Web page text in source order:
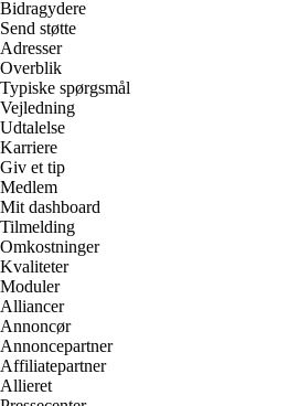
Bidragydere
Send støtte
Adresser
Overblik
Typiske spørgsmål
Vejledning
Udtalelse
Karriere
Giv et tip
Medlem
Mit dashboard
Tilmelding
Omkostninger
Kvaliteter
Moduler
Alliancer
Annoncør
Annoncepartner
Affiliatepartner
Allieret